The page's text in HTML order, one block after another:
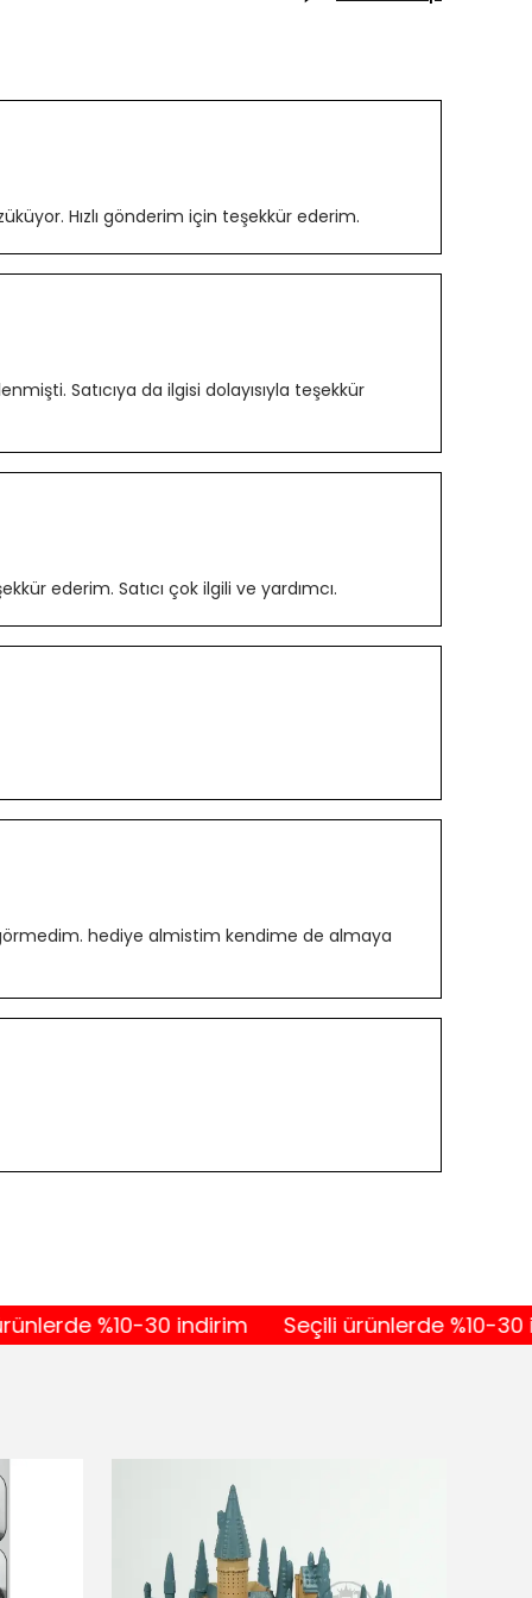
Hızlı gönderim için teşekkür ederim.
Satıcıya da ilgisi dolayısıyla teşekkür
ederim. Satıcı çok ilgili ve yardımcı.
hediye almistim kendime de almaya
%10-30 indirim Seçili ürünlerde %10-30 indirim